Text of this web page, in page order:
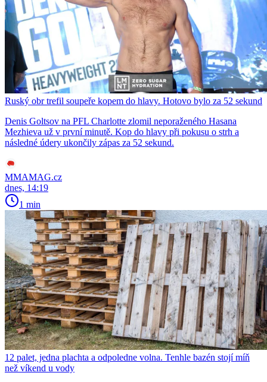
Ruský obr trefil soupeře kopem do hlavy. Hotovo bylo za 52 sekund
Denis Goltsov na PFL Charlotte zlomil neporaženého Hasana
Mezhieva už v první minutě. Kop do hlavy při pokusu o strh a
následné údery ukončily zápas za 52 sekund.
MMAMAG.cz
dnes, 14:19
1 min
12 palet, jedna plachta a odpoledne volna. Tenhle bazén stojí míň
než víkend u vody